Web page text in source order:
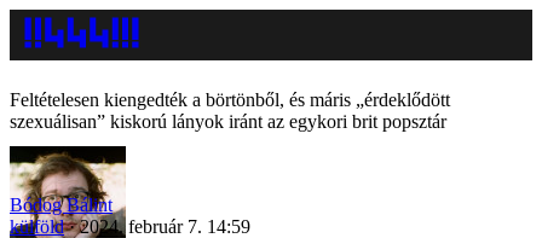
Feltételesen kiengedték a börtönből, és máris „érdeklődött
szexuálisan” kiskorú lányok iránt az egykori brit popsztár
Bódog Bálint
külföld
2024. február 7. 14:59